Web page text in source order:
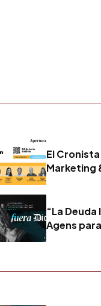
El
Marketing
“La
Agens